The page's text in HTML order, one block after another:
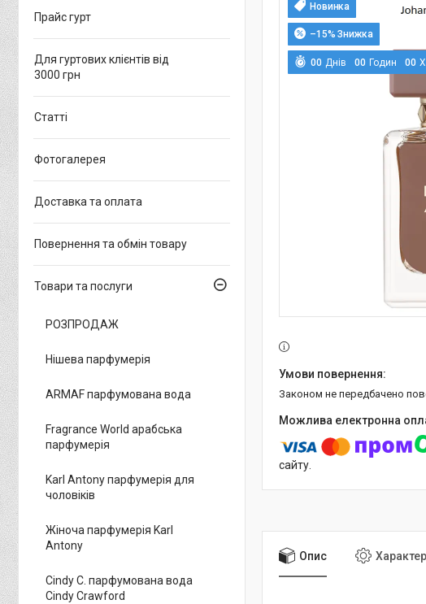
Новинка
–15%
00 Днів 00 Годин 00
Законом не передбачено
сайту.
Опис
Прайс гурт
Для гуртових клієнтів від
3000 грн
Статті
Фотогалерея
Доставка та оплата
Повернення та обмін товару
Товари та послуги
РОЗПРОДАЖ
Нішева парфумерія
ARMAF парфумована вода
Fragrance World арабська
парфумерія
Karl Antony парфумерія для
чоловіків
Жіноча парфумерія Karl
Antony
Cindy C. парфумована вода
Cindy Crawford